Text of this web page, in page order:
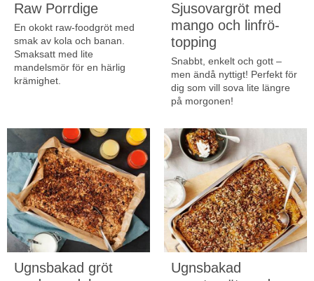
Raw Porrdige
En okokt raw-foodgröt med
smak av kola och banan.
Smaksatt med lite
mandelsmör för en härlig
krämighet.
Sjusovargröt med
mango och linfrö-
topping
Snabbt, enkelt och gott –
men ändå nyttigt! Perfekt för
dig som vill sova lite längre
på morgonen!
Ugnsbakad gröt
Ugnsbakad